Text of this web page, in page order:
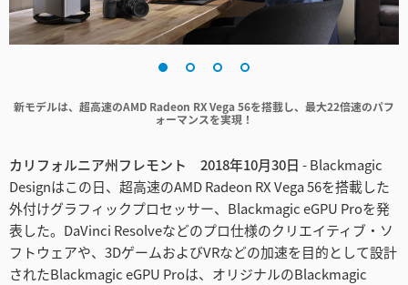
Finland
Germany
India
Italy
Japan
新モデルは、超高速のAMD Radeon RX Vega 56を搭載し、最大22倍速のパフ
ォーマンスを実現！
カリフォルニア州フレモント 2018年10月30日 - Blackmagic
Designはこの日、超高速のAMD Radeon RX Vega 56を搭載した
外付けグラフィックプロセッサー、Blackmagic eGPU Proを発
表した。DaVinci Resolveなどのプロ仕様のクリエイティブ・ソ
フトウェアや、3DゲームおよびVRなどの加速を目的として設計
されたBlackmagic eGPU Proは、オリジナルのBlackmagic